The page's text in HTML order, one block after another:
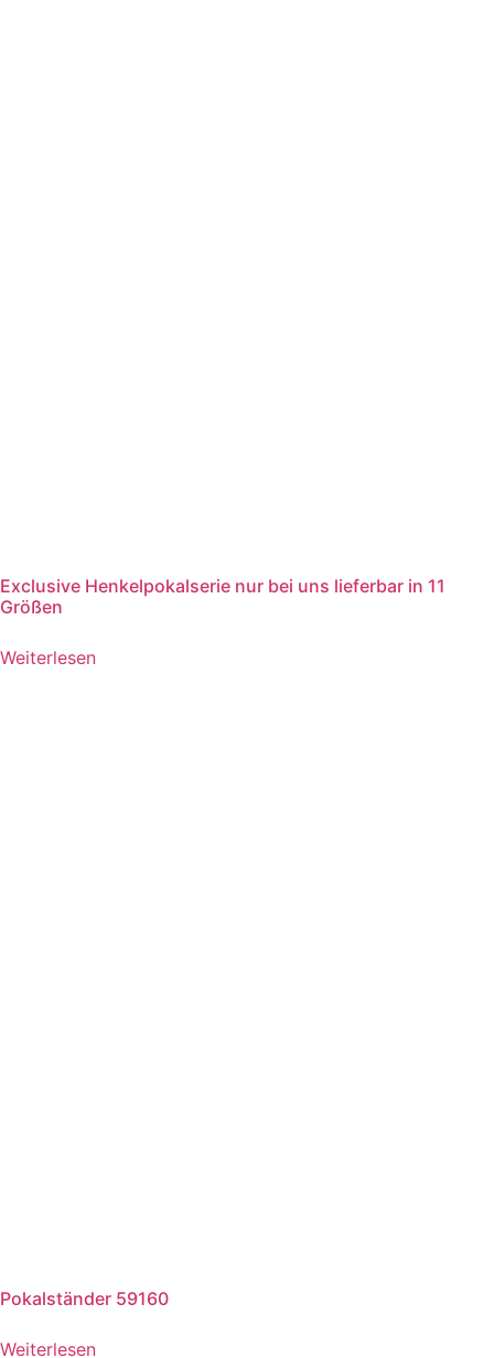
Exclusive Henkelpokalserie nur bei uns lieferbar in 11
Größen
Weiterlesen
Pokalständer 59160
Weiterlesen